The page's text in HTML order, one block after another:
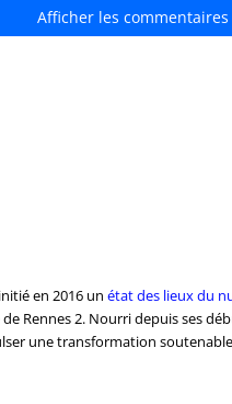
Afficher les commentaires
en 2016 un état des lieux du
Rennes 2. Nourri depuis ses
une transformation